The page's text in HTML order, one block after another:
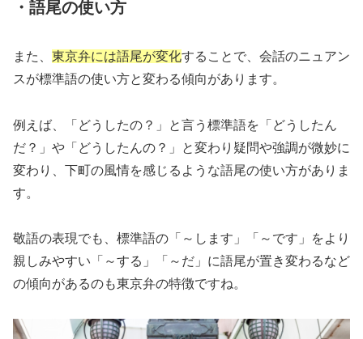
・語尾の使い方
また、 東京弁には語尾が変化することで、会話のニュアン
スが標準語の使い方と変わる傾向があります。
例えば、「どうしたの？」と言う標準語を「どうしたん
だ？」や「どうしたんの？」と変わり疑問や強調が微妙に
変わり、下町の風情を感じるような語尾の使い方がありま
す。
敬語の表現でも、標準語の「～します」「～です」をより
親しみやすい「～する」「～だ」に語尾が置き変わるなど
の傾向があるのも東京弁の特徴ですね。